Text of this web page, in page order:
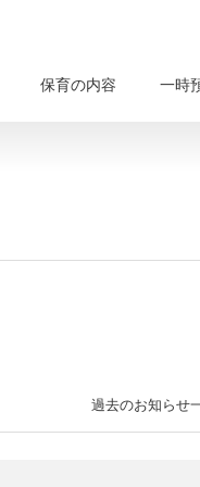
保育の内容 一時
過去のお知らせ